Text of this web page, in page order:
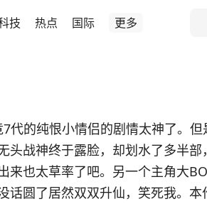
技 热点 国际 更多
代的纯恨小情侣的剧情太神了。但
头战神终于露脸，却划水了多半部
来也太草率了吧。另一个主角大
话圆了居然双双升仙，笑死我。本